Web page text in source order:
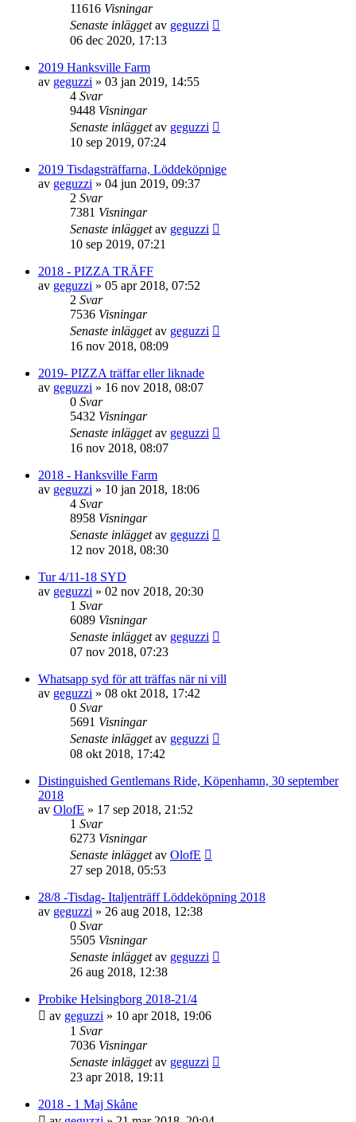
11616 Visningar
Senaste inläggetav geguzzi
06 dec 2020, 17:13
2019 Hanksville Farm
av geguzzi » 03 jan 2019, 14:55
4 Svar
9448 Visningar
Senaste inläggetav geguzzi
10 sep 2019, 07:24
2019 Tisdagsträffarna, Löddeköpnige
av geguzzi » 04 jun 2019, 09:37
2 Svar
7381 Visningar
Senaste inläggetav geguzzi
10 sep 2019, 07:21
2018 - PIZZA TRÄFF
av geguzzi » 05 apr 2018, 07:52
2 Svar
7536 Visningar
Senaste inläggetav geguzzi
16 nov 2018, 08:09
2019- PIZZA träffar eller liknade
av geguzzi » 16 nov 2018, 08:07
0 Svar
5432 Visningar
Senaste inläggetav geguzzi
16 nov 2018, 08:07
2018 - Hanksville Farm
av geguzzi » 10 jan 2018, 18:06
4 Svar
8958 Visningar
Senaste inläggetav geguzzi
12 nov 2018, 08:30
Tur 4/11-18 SYD
av geguzzi » 02 nov 2018, 20:30
1 Svar
6089 Visningar
Senaste inläggetav geguzzi
07 nov 2018, 07:23
Whatsapp syd för att träffas när ni vill
av geguzzi » 08 okt 2018, 17:42
0 Svar
5691 Visningar
Senaste inläggetav geguzzi
08 okt 2018, 17:42
Distinguished Gentlemans Ride, Köpenhamn, 30 september
2018
av OlofE » 17 sep 2018, 21:52
1 Svar
6273 Visningar
Senaste inläggetav OlofE
27 sep 2018, 05:53
28/8 -Tisdag- Italjenträff Löddeköpning 2018
av geguzzi » 26 aug 2018, 12:38
0 Svar
5505 Visningar
Senaste inläggetav geguzzi
26 aug 2018, 12:38
Probike Helsingborg 2018-21/4
av geguzzi » 10 apr 2018, 19:06
1 Svar
7036 Visningar
Senaste inläggetav geguzzi
23 apr 2018, 19:11
2018 - 1 Maj Skåne